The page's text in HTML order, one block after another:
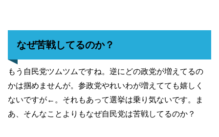
なぜ苦戦してるのか？
もう自民党ツムツムですね。逆にどの政党が増えてるの
かは掴めませんが。参政党やれいわが増えてても嬉しく
ないですが←。それもあって選挙は乗り気ないです。ま
あ、そんなことよりもなぜ自民党は苦戦してるのか？